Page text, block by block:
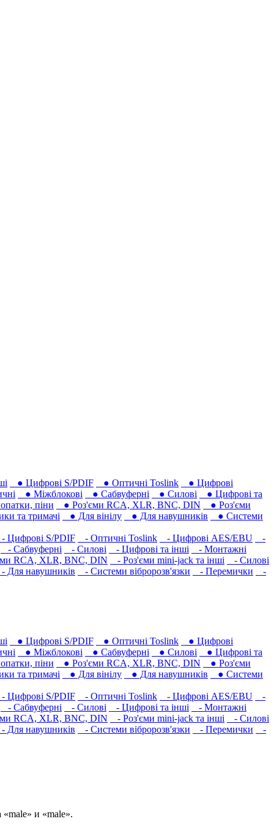
● Цифрові S/PDIF ● Оптичні Toslink
● Цифрові
● Міжблокові ● Сабвуферні ● Силові
● Цифрові та
піни
● Роз'єми RCA, XLR, BNC, DIN
● Роз'єми
та тримачі
● Для вінілу ● Для навушників‎ ● Системи
S/PDIF - Оптичні Toslink - Цифрові AES/EBU
-
- Сабвуферні
- Силові - Цифрові та інші
- Монтажні
RCA, XLR, BNC, DIN
- Роз'єми mini-jack та інші
- Силові
навушників‎
- Системи вібророзв'язки - Перемички -
● Цифрові S/PDIF ● Оптичні Toslink
● Цифрові
● Міжблокові ● Сабвуферні ● Силові
● Цифрові та
піни
● Роз'єми RCA, XLR, BNC, DIN
● Роз'єми
та тримачі
● Для вінілу ● Для навушників‎ ● Системи
S/PDIF - Оптичні Toslink - Цифрові AES/EBU
-
- Сабвуферні
- Силові - Цифрові та інші
- Монтажні
RCA, XLR, BNC, DIN
- Роз'єми mini-jack та інші
- Силові
навушників‎
- Системи вібророзв'язки - Перемички -
и «male».